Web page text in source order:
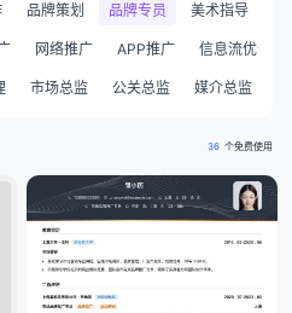
品牌策划 品牌专员 美术指导
网络推广 APP推广 信息流优化师
市场总监 公关总监 媒介总监
36 个免费使用